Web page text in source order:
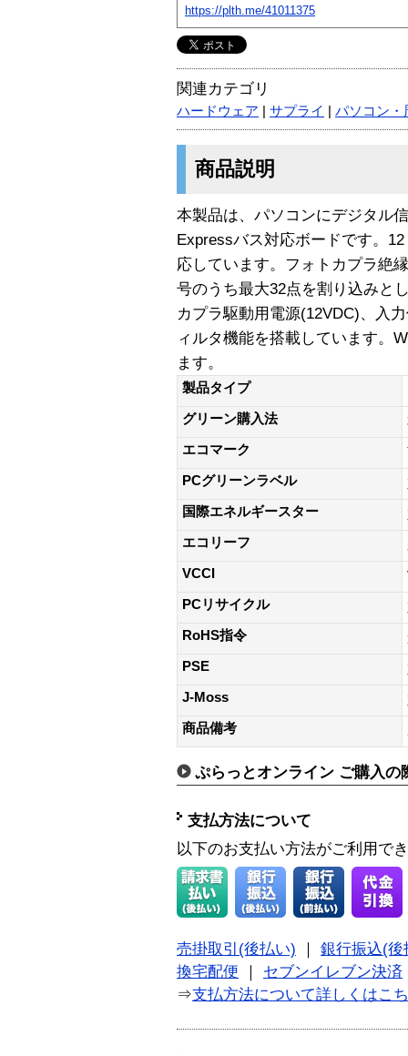
https://plth.me/41011375
関連カテゴリ
ハードウェア サプライ パソコン・
商品説明
本製品は、パソコンにデジタル
Expressバス対応ボードです。
応しています。フォトカプラ絶
号のうち最大32点を割り込みと
カプラ駆動用電源(12VDC)、入
ィルタ機能を搭載しています。
ます。
製品タイプ
グリーン購入法
エコマーク
PCグリーンラベル
国際エネルギースター
エコリーフ
VCCI
PCリサイクル
RoHS指令
PSE
J-Moss
商品備考
ぷらっとオンライン ご購入の
支払方法について
以下のお支払い方法がご利用で
売掛取引(後払い)
銀行振込(後
換宅配便
セブンイレブン決済
⇒支払方法について詳しくはこ